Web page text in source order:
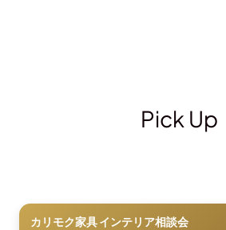
Pick Up
カリモク家具 インテリア相談会